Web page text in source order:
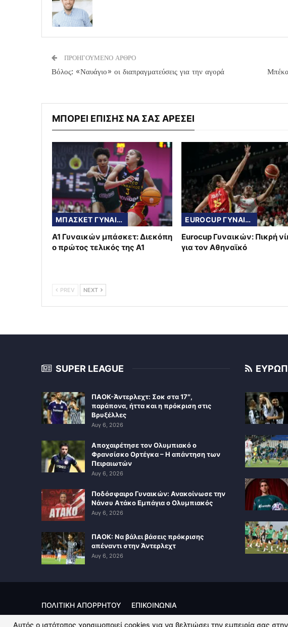
ΠΡΟΗΓΟΥΜΕΝΟ ΑΡΘΡΟ
Βόλος: «Ναυάγιο» οι διαπραγματεύσεις για την αγορά
ΜΠΟΡΕΙ ΕΠΙΣΗΣ ΝΑ ΣΑΣ ΑΡΕΣΕΙ
ΜΠΑΣΚΕΤ ΓΥΝΑΙΚΩΝ
Α1 Γυναικών μπάσκετ: Διεκόπη
ο πρώτος τελικός της Α1
EUROCUP ΓΥΝΑΙΚΩΝ
Eurocup Γυναικών: Πικρή
για τον Αθηναϊκό
PREV NEXT
SUPER LEAGUE
ΠΑΟΚ-Άντερλεχτ: Σοκ στα 17″,
παράπονα, ήττα και η πρόκριση στις
Βρυξέλλες
Αυγ 6, 2026
Αποχαιρέτησε τον Ολυμπιακό ο
Φρανσίσκο Ορτέγκα – Η απάντηση των
Πειραιωτών
Αυγ 6, 2026
Ποδόσφαιρο Γυναικών: Ανακοίνωσε την
Νάνσυ Ατάκο Εμπάγια ο Ολυμπιακός
Αυγ 6, 2026
ΠΑΟΚ: Να βάλει βάσεις πρόκρισης
απέναντι στην Άντερλεχτ
Αυγ 6, 2026
ΠΟΛΙΤΙΚΗ ΑΠΟΡΡΗΤΟΥ ΕΠΙΚΟΙΝΩΝΙΑ
Αυτός ο ιστότοπος χρησιμοποιεί cookies για να βελτιώσει την εμπειρία σας